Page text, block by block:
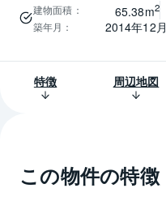
建物面積 ： 65.38m2
築年月 ： 2014年12月
特徴 周辺地図
この物件の特徴